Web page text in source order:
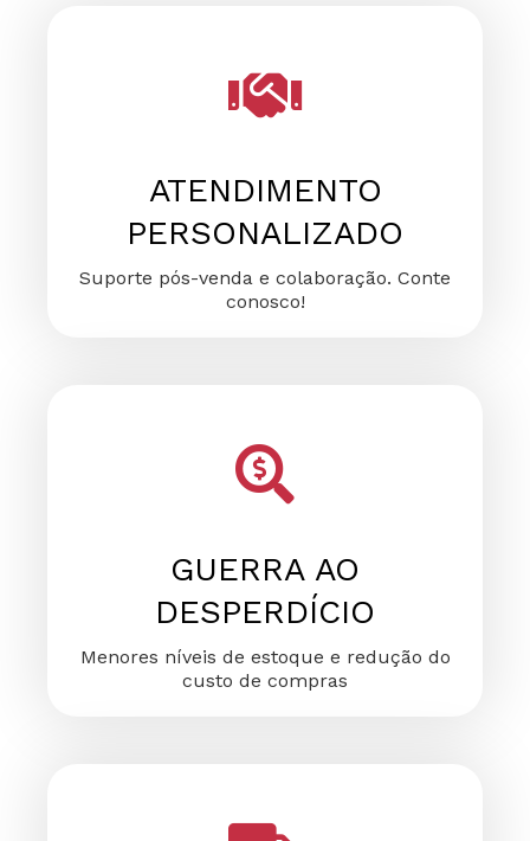
ATENDIMENTO
PERSONALIZADO
Suporte pós-venda e colaboração. Conte
conosco!
GUERRA AO
DESPERDÍCIO
Menores níveis de estoque e redução do
custo de compras